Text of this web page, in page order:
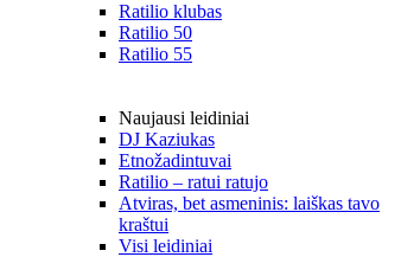
Ratilio klubas
Ratilio 50
Ratilio 55
Naujausi leidiniai
DJ Kaziukas
Etnožadintuvai
Ratilio – ratui ratujo
Atviras, bet asmeninis: laiškas tavo
kraštui
Visi leidiniai